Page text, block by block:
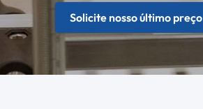
Solicite nosso último preço